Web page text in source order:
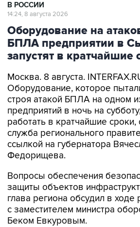
В РОССИИ
14:24, 8 августа 2026
Оборудование на
БПЛА предприятии в
запустят в кратчайшие
Москва. 8 августа.
Оборудование, которое
строя атакой БПЛА на одном
предприятий в ночь на
работать в кратчайшие
служба регионального
ссылкой на губернатора
Федорищева.
Вопросы обеспечения
защиты объектов
глава региона обсудил в ходе
с заместителем министра
Беком Евкуровым.